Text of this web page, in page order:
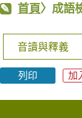
首頁〉成語
音讀與釋義
列印 加